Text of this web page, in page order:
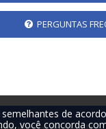
PERGUNTAS
de
você concorda